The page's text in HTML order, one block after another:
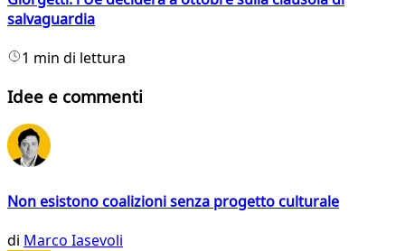
salvaguardia
1 min di lettura
Idee e commenti
Non esistono coalizioni senza progetto culturale
di Marco Iasevoli